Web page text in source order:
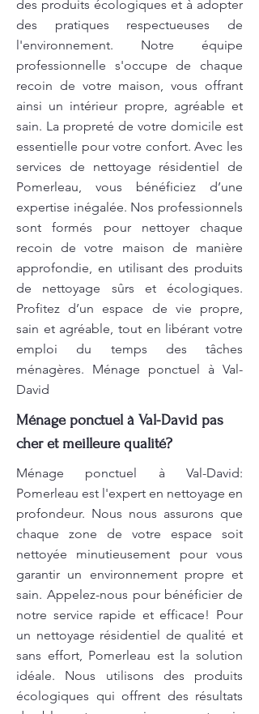
des produits écologiques et à adopter
des pratiques respectueuses de
l'environnement. Notre équipe
professionnelle s'occupe de chaque
recoin de votre maison, vous offrant
ainsi un intérieur propre, agréable et
sain. La propreté de votre domicile est
essentielle pour votre confort. Avec les
services de nettoyage résidentiel de
Pomerleau, vous bénéficiez d’une
expertise inégalée. Nos professionnels
sont formés pour nettoyer chaque
recoin de votre maison de manière
approfondie, en utilisant des produits
de nettoyage sûrs et écologiques.
Profitez d’un espace de vie propre,
sain et agréable, tout en libérant votre
emploi du temps des tâches
ménagères. Ménage ponctuel à Val-
David
Ménage ponctuel à Val-David pas
cher et meilleure qualité?
Ménage ponctuel à Val-David:
Pomerleau est l'expert en nettoyage en
profondeur. Nous nous assurons que
chaque zone de votre espace soit
nettoyée minutieusement pour vous
garantir un environnement propre et
sain. Appelez-nous pour bénéficier de
notre service rapide et efficace! Pour
un nettoyage résidentiel de qualité et
sans effort, Pomerleau est la solution
idéale. Nous utilisons des produits
écologiques qui offrent des résultats